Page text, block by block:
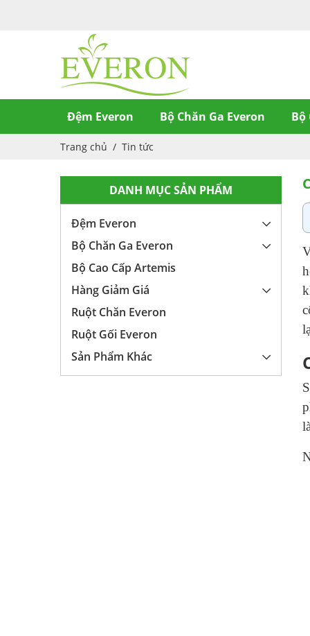
Đệm Everon Bộ Chăn Ga Everon Bộ
Trang chủ / Tin tức
DANH MỤC SẢN PHẨM
Đệm Everon
Bộ Chăn Ga Everon
Bộ Cao Cấp Artemis
Hàng Giảm Giá
Ruột Chăn Everon
Ruột Gối Everon
Sản Phẩm Khác